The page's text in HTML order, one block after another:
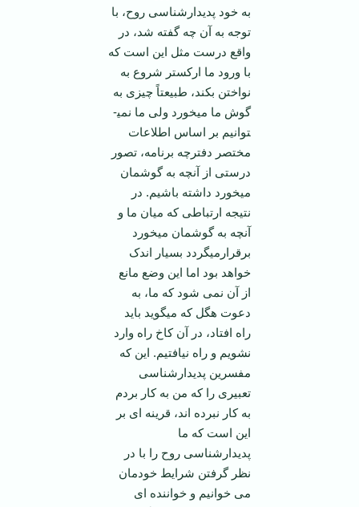
به خود پدیدارشناسی روح، با
توجه به آن چه گفته شد، در
واقع درست مثل این است که
با ورود ما ارکستر شروع به
نواختن بکند، طبیعتاً چیزی به
گوش ما می­خورد ولی ما نمی­
توانیم بر اساس اطلاعات
مختصر دفترچه برنامه، تصور
درستی از آنچه به گوشمان
می­خورد داشته باشیم. در
نتیجه ارتباطی که میان ما و
آنچه به گوشمان می­خورد
برقرارمی­گردد بسیار اندک
خواهد بود اما این وضع مانع
از آن نمی شود که ما، به
دعوت هگل که می­گوید باید
راه افتاد، در آن کاخ راه وارد
نشویم و راه نیافتیم. این که
مفسرین پدیدارشناسی
تعبیری را که من به کار بردم
به کار نبرده­ اند، قرینه ای بر
این است که ما
پدیدارشناسی روح را با در
نظر گرفتن شرایط خودمان
می خوانیم و خواننده ای